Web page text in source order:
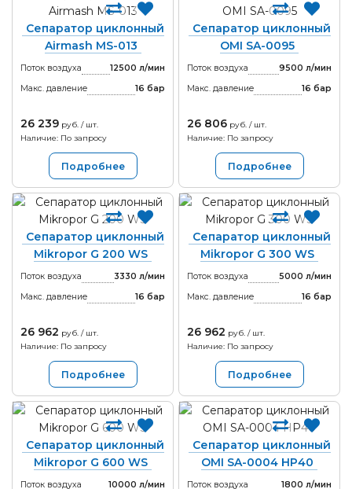
Сепаратор циклонный
Airmash MS-013
Поток воздуха
12500 л/мин
Макс. давление
16 бар
26 239 руб. / шт.
Наличие: По запросу
Подробнее
Сепаратор циклонный
OMI SA-0095
Поток воздуха
9500 л/мин
Макс. давление
16 бар
26 806 руб. / шт.
Наличие: По запросу
Подробнее
Сепаратор циклонный
Mikropor G 200 WS
Поток воздуха
3330 л/мин
Макс. давление
16 бар
26 962 руб. / шт.
Наличие: По запросу
Подробнее
Сепаратор циклонный
Mikropor G 300 WS
Поток воздуха
5000 л/мин
Макс. давление
16 бар
26 962 руб. / шт.
Наличие: По запросу
Подробнее
Сепаратор циклонный
Mikropor G 600 WS
Поток воздуха
10000 л/мин
Сепаратор циклонный
OMI SA-0004 HP40
Поток воздуха
1800 л/мин